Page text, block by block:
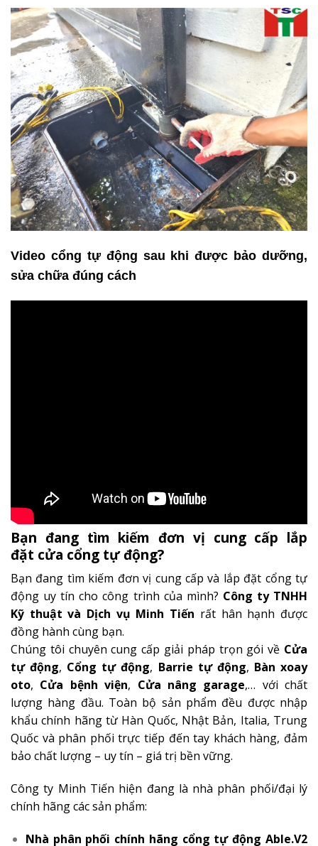
Video cổng tự động sau khi được bảo dưỡng,
sửa chữa đúng cách
Bạn đang tìm kiếm đơn vị cung cấp lắp
đặt cửa cổng tự động?
Bạn đang tìm kiếm đơn vị cung cấp và lắp đặt cổng tự
động uy tín cho công trình của mình? Công ty TNHH
Kỹ thuật và Dịch vụ Minh Tiến rất hân hạnh được
đồng hành cùng bạn.
Chúng tôi chuyên cung cấp giải pháp trọn gói về Cửa
tự động, Cổng tự động, Barrie tự động, Bàn xoay
oto, Cửa bệnh viện, Cửa nâng garage,… với chất
lượng hàng đầu. Toàn bộ sản phẩm đều được nhập
khẩu chính hãng từ Hàn Quốc, Nhật Bản, Italia, Trung
Quốc và phân phối trực tiếp đến tay khách hàng, đảm
bảo chất lượng – uy tín – giá trị bền vững.
Công ty Minh Tiến hiện đang là nhà phân phối/đại lý
chính hãng các sản phẩm:
Nhà phân phối chính hãng cổng tự động Able.V2